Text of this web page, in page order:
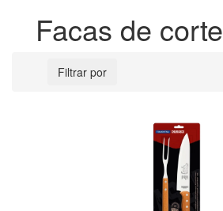
Facas de corte
Filtrar por